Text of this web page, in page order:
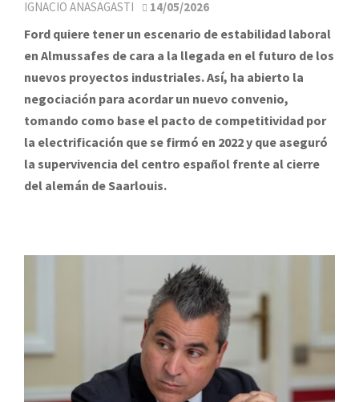
IGNACIO ANASAGASTI 14/05/2026
Ford quiere tener un escenario de estabilidad laboral
en Almussafes de cara a la llegada en el futuro de los
nuevos proyectos industriales. Así, ha abierto la
negociación para acordar un nuevo convenio,
tomando como base el pacto de competitividad por
la electrificación que se firmó en 2022 y que aseguró
la supervivencia del centro español frente al cierre
del alemán de Saarlouis.